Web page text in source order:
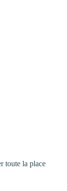
toute la place